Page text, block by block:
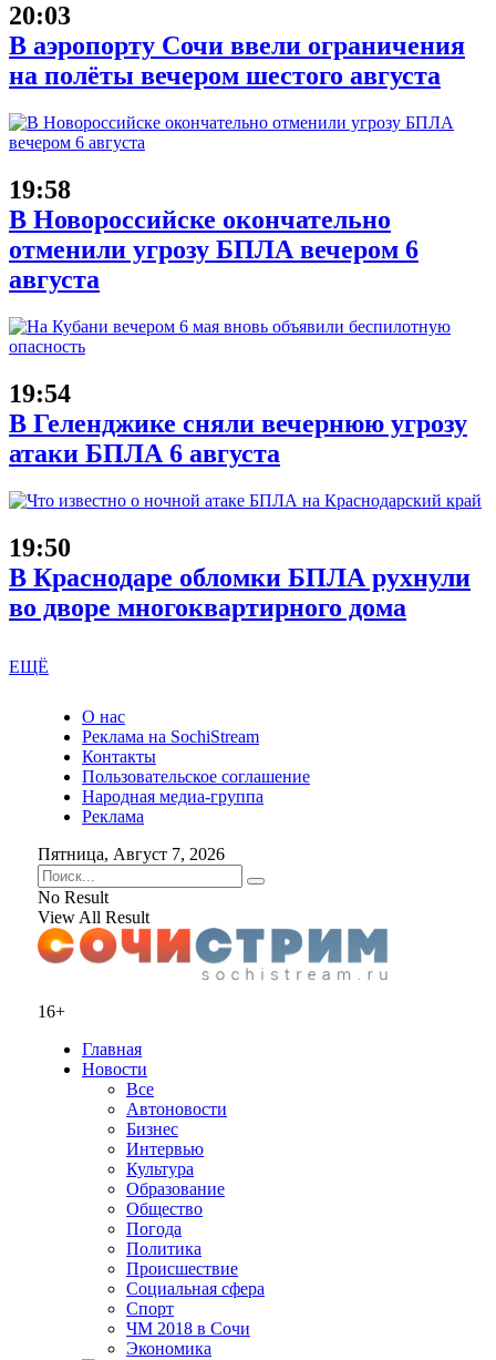
20:03
В аэропорту Сочи ввели ограничения
на полёты вечером шестого августа
19:58
В Новороссийске окончательно
отменили угрозу БПЛА вечером 6
августа
19:54
В Геленджике сняли вечернюю угрозу
атаки БПЛА 6 августа
19:50
В Краснодаре обломки БПЛА рухнули
во дворе многоквартирного дома
ЕЩЁ
О нас
Реклама на SochiStream
Контакты
Пользовательское соглашение
Народная медиа-группа
Реклама
Пятница, Август 7, 2026
No Result
View All Result
16+
Главная
Новости
Все
Автоновости
Бизнес
Интервью
Культура
Образование
Общество
Погода
Политика
Происшествие
Социальная сфера
Спорт
ЧМ 2018 в Сочи
Экономика